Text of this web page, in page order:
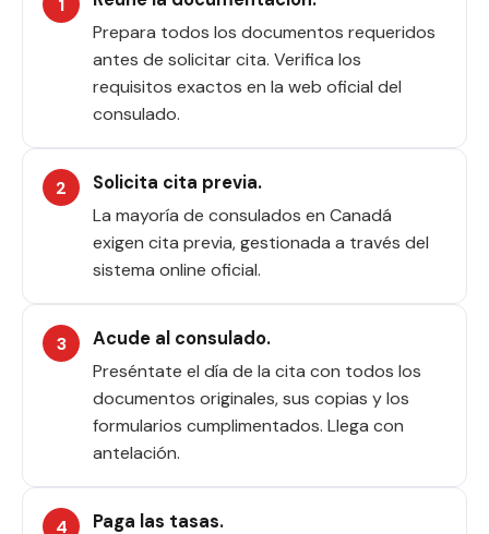
Prepara todos los documentos requeridos
antes de solicitar cita. Verifica los
requisitos exactos en la web oficial del
consulado.
Solicita cita previa.
La mayoría de consulados en Canadá
exigen cita previa, gestionada a través del
sistema online oficial.
Acude al consulado.
Preséntate el día de la cita con todos los
documentos originales, sus copias y los
formularios cumplimentados. Llega con
antelación.
Paga las tasas.